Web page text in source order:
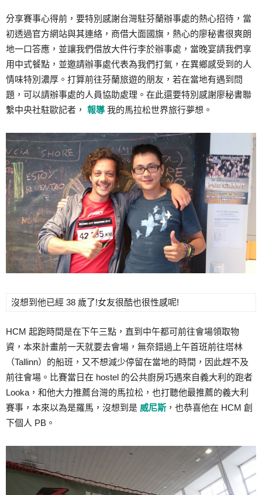
分享賽事心得前，要特別感謝台灣駐芬蘭辦事處的熱心招待，當
初透過官方網站與其連絡，商借大面國旗，熱心的廖秘書很爽朗
地一口答應，並讓我們借放大件行李於辦事處，當晚宴請我們享
用中式餐點，並邀請辦事處代表為我們打氣，在異鄉感受到的人
情味特別濃厚。打算前往芬蘭旅遊的朋友，若在當地有遇到問
題，可以請辦事處的人員協助處理。在此還要特別感謝廖秘書聯
繫中央社駐歐記者， 報導我的馬拉松世界旅行夢想。
沒想到他已經 38 歲了!女友很酷也很性感呢!
HCM 起跑時間是在下午三點，直到中午都可前往會場領取物
資，本來計畫前一天就要去會場，無奈錯過上午首班前往塔林
（Tallinn）的船班，又不想減少停留在當地的時間，因此趕不及
前往會場。比賽當日在 hostel 的公共廚房巧遇來自義大利的跑者
Looka，和他大力推薦台灣的馬拉松，也打聽他最推薦的義大利
賽事，本來以為是羅馬，沒想到是 威尼斯 ，也恭喜他在 HCM 創
下個人 PB。